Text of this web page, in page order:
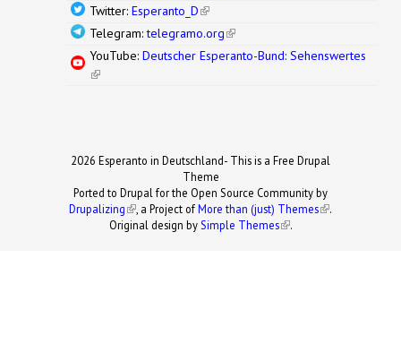
Twitter: Esperanto_D(link is external)
Telegram:telegramo.org(link is external)
YouTube: Deutscher Esperanto-Bund: Sehenswertes
(link is external)
2026 Esperanto in Deutschland- This is a Free Drupal
Theme
Ported to Drupal for the Open Source Community by
Drupalizing(link is external)
, a Project ofMore than (just) Themes (link is
.
Original design by Simple Themes
(link is
.